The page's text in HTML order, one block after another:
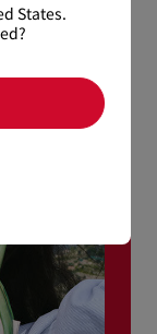
States.